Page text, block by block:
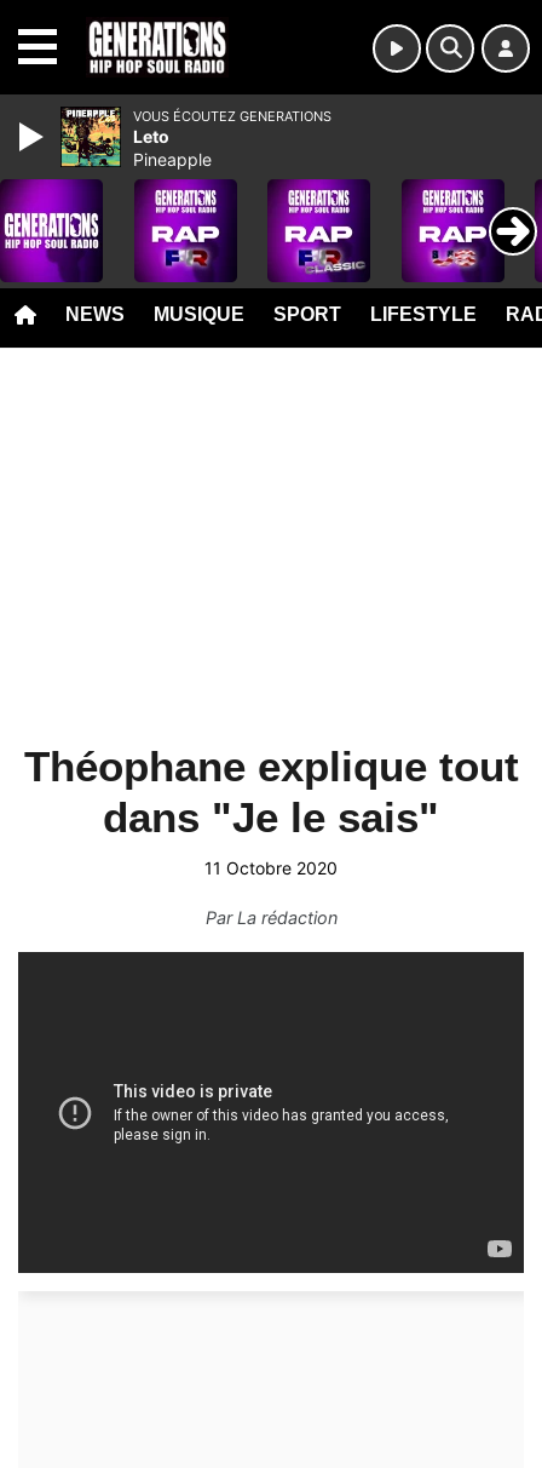
NEWS MUSIQUE SPORT LIFESTYLE
Théophane explique tout
dans "Je le sais"
11 Octobre 2020
ParLa rédaction
VOUS ÉCOUTEZ GENERATIONS
Leto
Pineapple